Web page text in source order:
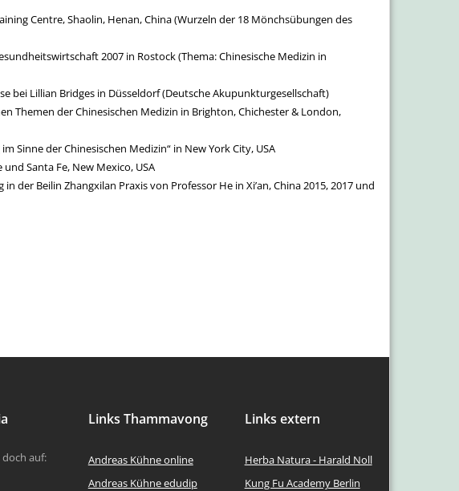
Centre, Shaolin, Henan, China (Wurzeln der 18 Mönchsübungen des
2007 in Rostock (Thema: Chinesische Medizin in
bei Lillian Bridges in Düsseldorf (Deutsche Akupunkturgesellschaft)
Themen der Chinesischen Medizin in Brighton, Chichester & London,
Sinne der Chinesischen Medizin“ in New York City, USA
Santa Fe, New Mexico, USA
der Beilin Zhangxilan Praxis von Professor He in Xi’an, China 2015, 2017 und
doch auf:
Links Thammavong
Andreas Kühne online
Andreas Kühne edudip
Links extern
Herba Natura - Harald Noll
Kung Fu Academy Berlin